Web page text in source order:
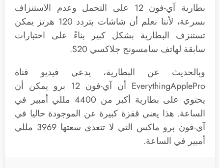
بطارية آي-فون 12 على التحمل وعدم الاستنزاف
بسرعة، لأننا نعلم أن شاشات بتردد 120 هرتز يمكن
تستنزف البطارية بشكل كبير بناءً على اختبارات
سابقة لهاتف سامسونج جلاكسي S20.
وبالحديث عن البطارية، يدعي فيديو قناة
EverythingApplePro أن آي-فون 12 برو يمكن أن
يحتوي على بطارية أكبر من 4400 مللي أمبير في
الساعة. هذا يعني قفزة كبيرة عن الموجودة حاليا في
آي-فون برو ماكس التي لا تتعدى سعتها 3969 مللي
أمبير في الساعة.